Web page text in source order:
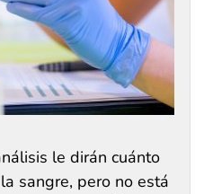
le dirán cuánto
sangre, pero no está